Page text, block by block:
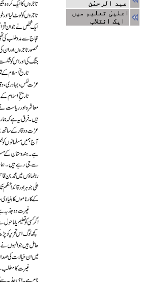
عبد الرحمٰن
اعلییٰ تعلیم میں